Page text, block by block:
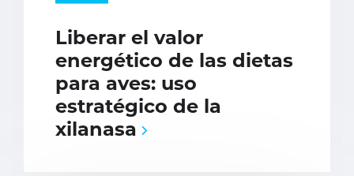
Liberar el valor
energético de las dietas
para aves: uso
estratégico de la
xilanasa